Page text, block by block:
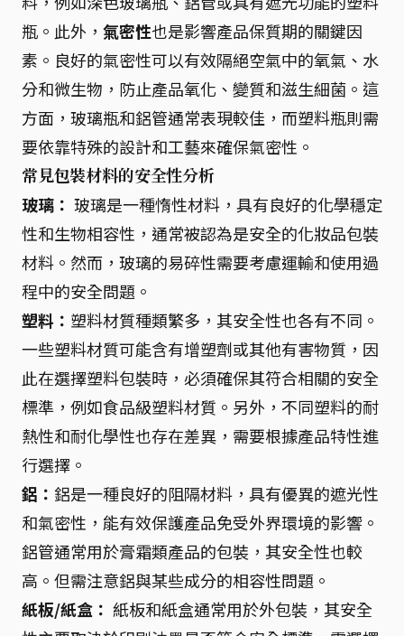
瓶。此外， 氣密性也是影響產品保質期的關鍵因
素。良好的氣密性可以有效隔絕空氣中的氧氣、水
分和微生物，防止產品氧化、變質和滋生細菌。這
方面，玻璃瓶和鋁管通常表現較佳，而塑料瓶則需
要依靠特殊的設計和工藝來確保氣密性。
常見包裝材料的安全性分析
玻璃： 玻璃是一種惰性材料，具有良好的化學穩定
性和生物相容性，通常被認為是安全的化妝品包裝
材料。然而，玻璃的易碎性需要考慮運輸和使用過
程中的安全問題。
塑料： 塑料材質種類繁多，其安全性也各有不同。
一些塑料材質可能含有增塑劑或其他有害物質，因
此在選擇塑料包裝時，必須確保其符合相關的安全
標準，例如食品級塑料材質。另外，不同塑料的耐
熱性和耐化學性也存在差異，需要根據產品特性進
行選擇。
鋁： 鋁是一種良好的阻隔材料，具有優異的遮光性
和氣密性，能有效保護產品免受外界環境的影響。
鋁管通常用於膏霜類產品的包裝，其安全性也較
高。但需注意鋁與某些成分的相容性問題。
紙板/紙盒： 紙板和紙盒通常用於外包裝，其安全